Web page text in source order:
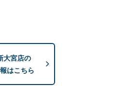
大宮店の
はこちら